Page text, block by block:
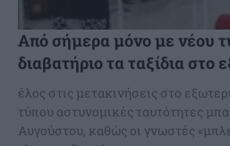
Από σήμερα μόνο με νέου
διαβατήριο τα ταξίδια στο
έλος στις μετακινήσεις στο
τύπου αστυνομικές ταυτότητες
Αυγούστου, καθώς οι γνωστές